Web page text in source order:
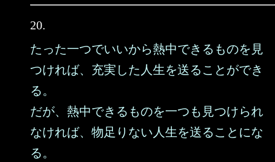
20.
たった一つでいいから熱中できるものを見
つければ、充実した人生を送ることができ
る。
だが、熱中できるものを一つも見つけられ
なければ、物足りない人生を送ることにな
る。